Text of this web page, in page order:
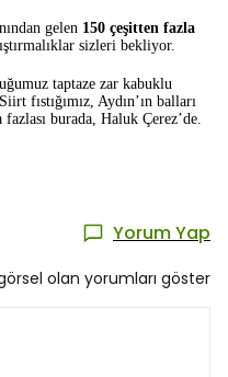
gelen 150 çeşitten fazla
sizleri bekliyor.
taptaze zar kabuklu
fıstığımız, Aydın’ın balları
fazlası burada, Haluk Çerez’de.
Yorum Yap
olan yorumları göster